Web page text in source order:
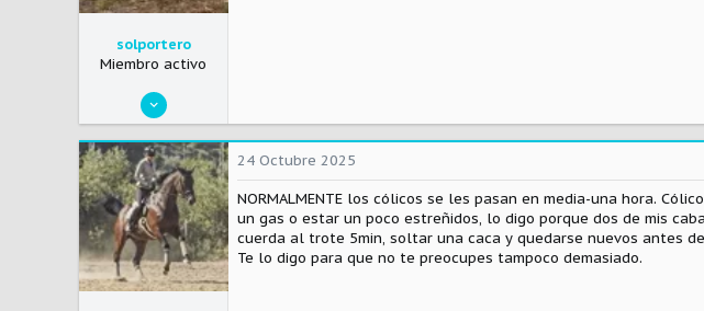
solportero
Miembro activo
28 Mayo 2021
119
49
18
24 Octubre 2025
NORMALMENTE los cólicos se les pasan en media-una hora.
un gas o estar un poco estreñidos, lo digo porque dos de mis
cuerda al trote 5min, soltar una caca y quedarse nuevos antes
Te lo digo para que no te preocupes tampoco demasiado.